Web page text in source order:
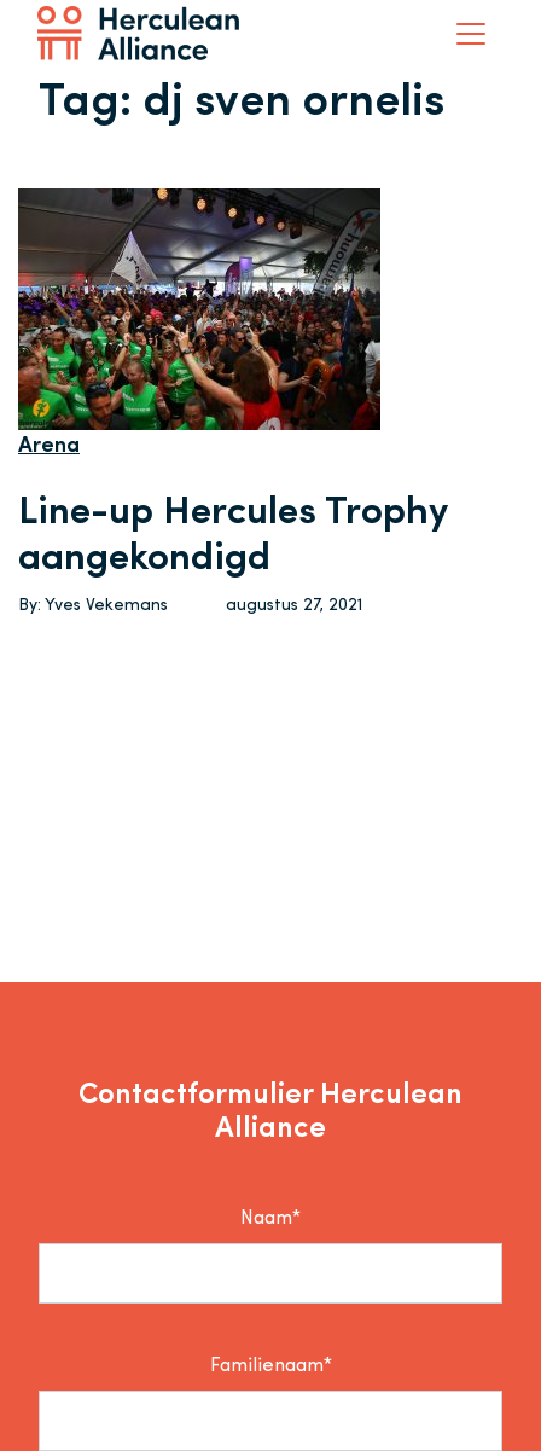
Tag: dj sven ornelis
Arena
Line-up Hercules Trophy
aangekondigd
By: Yves Vekemans augustus 27, 2021
Contactformulier Herculean
Alliance
Naam*
Familienaam*